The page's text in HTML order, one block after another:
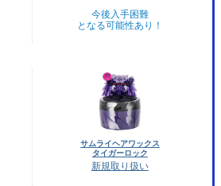
今後入手困難
となる可能性あり！
サムライヘアワックス
タイガーロック
新規取り扱い